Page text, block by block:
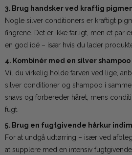
3. Brug handsker ved kraftig
Nogle silver conditioners er kraftigt
fingrene. Det er ikke farligt, men et par
en god idé – især hvis du lader
4. Kombinér med en silver
Vil du virkelig holde farven ved lige,
silver conditioner og shampoo i
snavs og forbereder håret, mens
fugt.
5. Brug en fugtgivende hårkur
For at undgå udtørring – især ved
at supplere med en intensiv